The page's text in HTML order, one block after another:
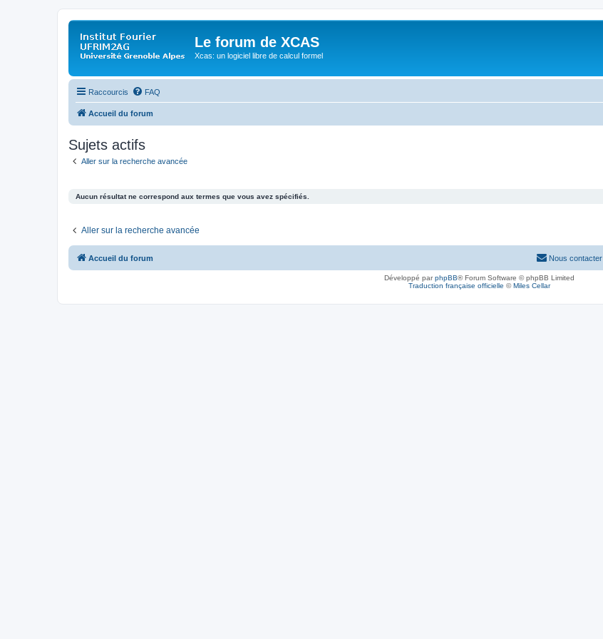
Le forum de XCAS
Xcas: un logiciel libre de calcul formel
Raccourcis FAQ
Accueil du forum
Sujets actifs
Aller sur la recherche avancée
Aucun résultat ne correspond aux termes que vous avez spécifiés.
Aller sur la recherche avancée
Accueil du forum Nous contacter
Développé parphpBB® Forum Software © phpBB Limited
Traduction française officielle ©Miles Cellar